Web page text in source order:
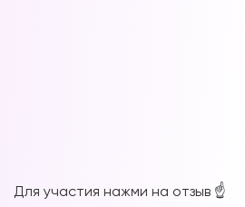
Для участия нажми на отзыв ☝️
участниками)